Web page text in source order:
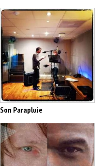
Son Parapluie